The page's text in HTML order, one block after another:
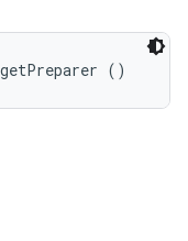
()